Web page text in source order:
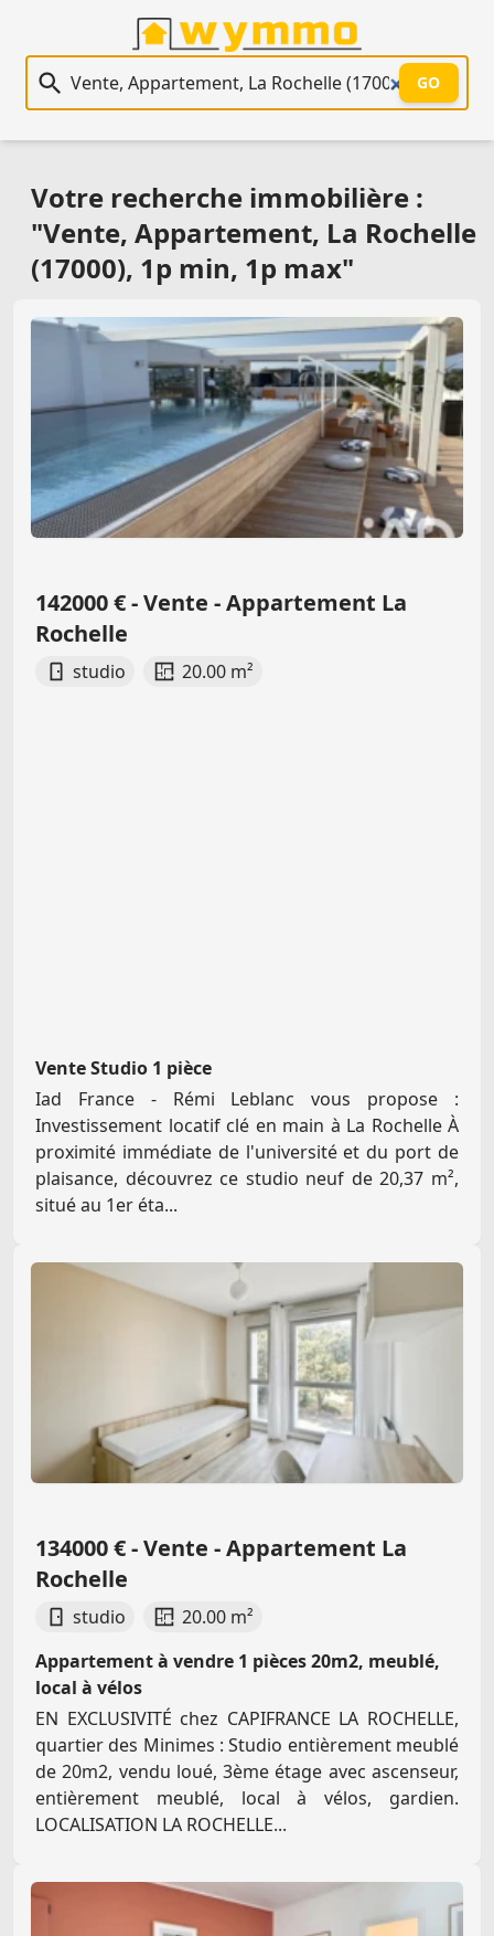
Recherche immobilière
GO
Votre recherche immobilière :
"Vente, Appartement, La Rochelle
(17000), 1p min, 1p max"
142000 € - Vente - Appartement La
Rochelle
studio 20.00 m²
Vente Studio 1 pièce
Iad France - Rémi Leblanc vous propose :
Investissement locatif clé en main à La Rochelle À
proximité immédiate de l'université et du port de
plaisance, découvrez ce studio neuf de 20,37 m²,
situé au 1er éta...
134000 € - Vente - Appartement La
Rochelle
studio
20.00 m²
Appartement à vendre 1 pièces 20m2, meublé,
local à vélos
EN EXCLUSIVITÉ chez CAPIFRANCE LA ROCHELLE,
quartier des Minimes : Studio entièrement meublé
de 20m2, vendu loué, 3ème étage avec ascenseur,
entièrement meublé, local à vélos, gardien.
LOCALISATION LA ROCHELLE...